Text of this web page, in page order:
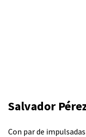
Salvador
Con par de